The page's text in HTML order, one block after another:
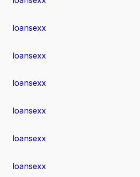
loansexx
loansexx
loansexx
loansexx
loansexx
loansexx